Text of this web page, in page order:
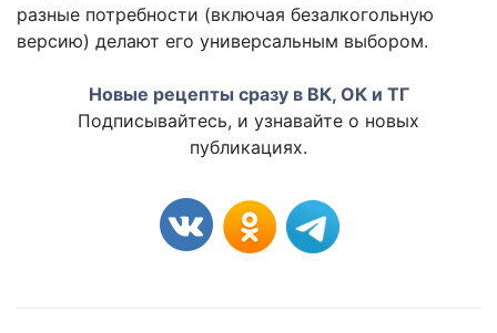
разные потребности (включая безалкогольную
версию) делают его универсальным выбором.
Новые рецепты сразу в ВК, ОК и ТГ
Подписывайтесь, и узнавайте о новых
публикациях.